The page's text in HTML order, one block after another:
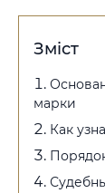
Зміст
марки
Как